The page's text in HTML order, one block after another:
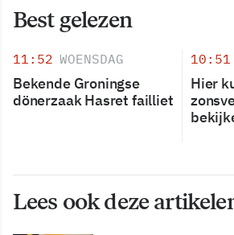
Best gelezen
11:52 WOENSDAG
Bekende Groningse
dönerzaak Hasret failliet
10:51
Hier
Lees ook deze